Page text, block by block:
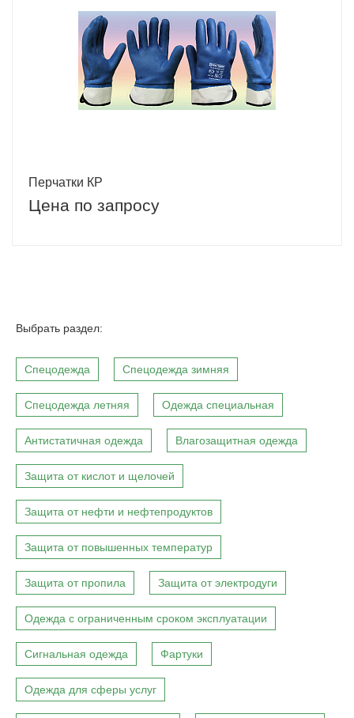
Перчатки КР
Цена по запросу
Выбрать раздел:
Спецодежда Спецодежда зимняя
Спецодежда летняя Одежда специальная
Антистатичная одежда Влагозащитная одежда
Защита от кислот и щелочей
Защита от нефти и нефтепродуктов
Защита от повышенных температур
Защита от пропила Защита от электродуги
Одежда с ограниченным сроком эксплуатации
Сигнальная одежда Фартуки
Одежда для сферы услуг